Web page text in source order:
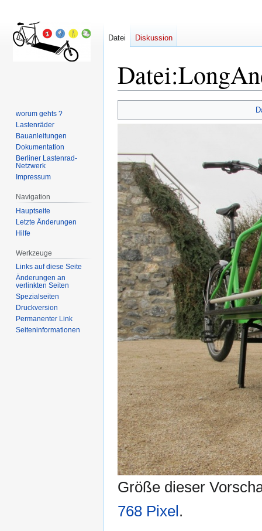
Datei:
Navigation
Suche
Größe dieser
768 Pixel.
Datei Diskussion
worum gehts ?
Lastenräder
Bauanleitungen
Dokumentation
Berliner Lastenrad-
Netzwerk
Impressum
Navigation
Hauptseite
Letzte Änderungen
Hilfe
Werkzeuge
Links auf diese Seite
Änderungen an
verlinkten Seiten
Spezialseiten
Druckversion
Permanenter Link
Seiten­informationen